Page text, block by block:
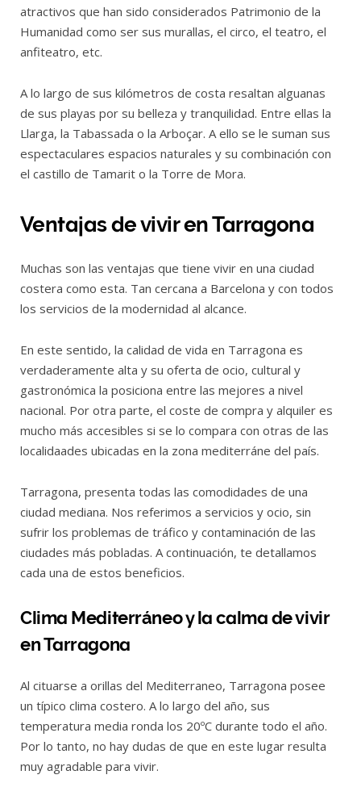
atractivos que han sido considerados Patrimonio de la
Humanidad como ser sus murallas, el circo, el teatro, el
anfiteatro, etc.
A lo largo de sus kilómetros de costa resaltan alguanas
de sus playas por su belleza y tranquilidad. Entre ellas la
Llarga, la Tabassada o la Arboçar. A ello se le suman sus
espectaculares espacios naturales y su combinación con
el castillo de Tamarit o la Torre de Mora.
Ventajas de vivir en Tarragona
Muchas son las ventajas que tiene vivir en una ciudad
costera como esta. Tan cercana a Barcelona y con todos
los servicios de la modernidad al alcance.
En este sentido, la calidad de vida en Tarragona es
verdaderamente alta y su oferta de ocio, cultural y
gastronómica la posiciona entre las mejores a nivel
nacional. Por otra parte, el coste de compra y alquiler es
mucho más accesibles si se lo compara con otras de las
localidaades ubicadas en la zona mediterráne del país.
Tarragona, presenta todas las comodidades de una
ciudad mediana. Nos referimos a servicios y ocio, sin
sufrir los problemas de tráfico y contaminación de las
ciudades más pobladas. A continuación, te detallamos
cada una de estos beneficios.
Clima Mediterráneo y la calma de vivir
en Tarragona
Al cituarse a orillas del Mediterraneo, Tarragona posee
un típico clima costero. A lo largo del año, sus
temperatura media ronda los 20ºC durante todo el año.
Por lo tanto, no hay dudas de que en este lugar resulta
muy agradable para vivir.